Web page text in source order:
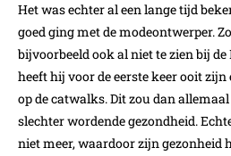
Het was echter al een lange tijd
goed ging met de modeontwerper.
bijvoorbeeld ook al niet te zien bij
heeft hij voor de eerste keer ooit
op de catwalks. Dit zou dan
slechter wordende gezondheid.
niet meer, waardoor zijn gezonheid